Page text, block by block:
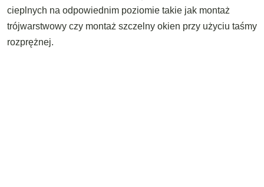
cieplnych na odpowiednim poziomie takie jak montaż
trójwarstwowy czy montaż szczelny okien przy użyciu taśmy
rozprężnej.